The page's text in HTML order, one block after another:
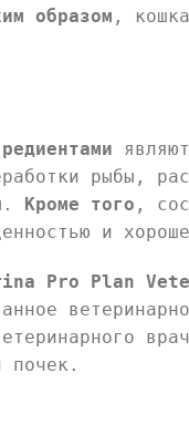
образом ,
рыбы,
Кроме того ,
и
Pro Plan
почек.